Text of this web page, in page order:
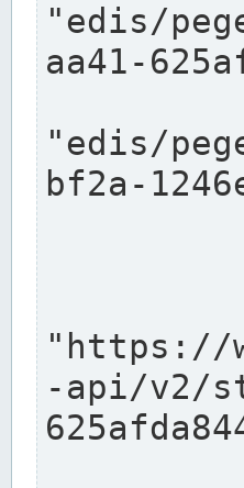
"edis/
aa41-
"edis/
bf2a-
"https://
-api/v2/